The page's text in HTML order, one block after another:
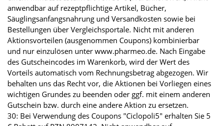
anwendbar auf rezeptpflichtige Artikel, Bücher,
Säuglingsanfangsnahrung und Versandkosten sowie bei
Bestellungen über Vergleichsportale. Nicht mit anderen
Aktionsvorteilen (ausgenommen Coupons) kombinierbar
und nur einzulösen unter www.pharmeo.de. Nach Eingabe
des Gutscheincodes im Warenkorb, wird der Wert des
Vorteils automatisch vom Rechnungsbetrag abgezogen. Wir
behalten uns das Recht vor, die Aktionen bei Vorliegen eines
wichtigen Grundes zu beenden oder ggf. mit einem anderen
Gutschein bzw. durch eine andere Aktion zu ersetzen.
30: Bei Verwendung des Coupons "Ciclopoli5" erhalten Sie 5